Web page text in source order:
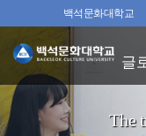
백석문화대학교
글
The